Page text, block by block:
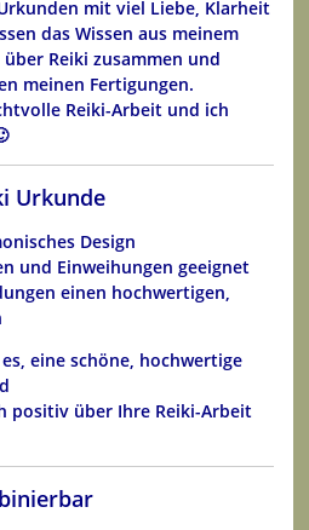
mit viel Liebe, Klarheit
das Wissen aus meinem
Reiki zusammen und
meinen Fertigungen.
Reiki-Arbeit und ich
Urkunde
Design
und Einweihungen geeignet
einen hochwertigen,
eine schöne, hochwertige
positiv über Ihre Reiki-Arbeit